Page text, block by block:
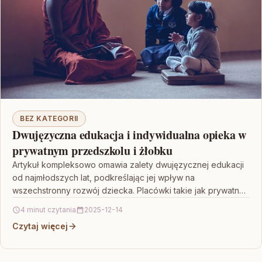
BEZ KATEGORII
Dwujęzyczna edukacja i indywidualna opieka w
prywatnym przedszkolu i żłobku
Artykuł kompleksowo omawia zalety dwujęzycznej edukacji
od najmłodszych lat, podkreślając jej wpływ na
wszechstronny rozwój dziecka. Placówki takie jak prywatne
4 minut czytania 2025-12-14
Czytaj więcej